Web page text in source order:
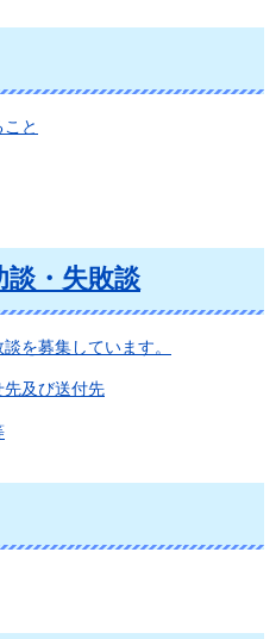
と
・失敗談
を募集しています。
先及び送付先